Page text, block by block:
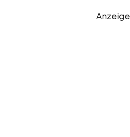
Anzeige